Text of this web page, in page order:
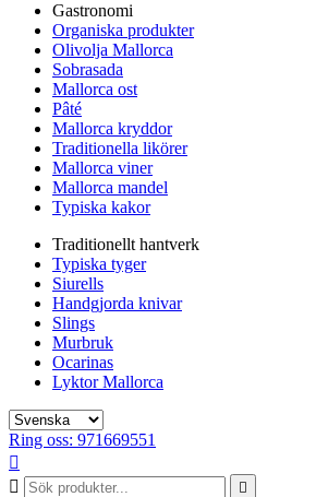
Gastronomi
Organiska produkter
Olivolja Mallorca
Sobrasada
Mallorca ost
Pâté
Mallorca kryddor
Traditionella likörer
Mallorca viner
Mallorca mandel
Typiska kakor
Traditionellt hantverk
Typiska tyger
Siurells
Handgjorda knivar
Slings
Murbruk
Ocarinas
Lyktor Mallorca
Ring oss: 971669551


